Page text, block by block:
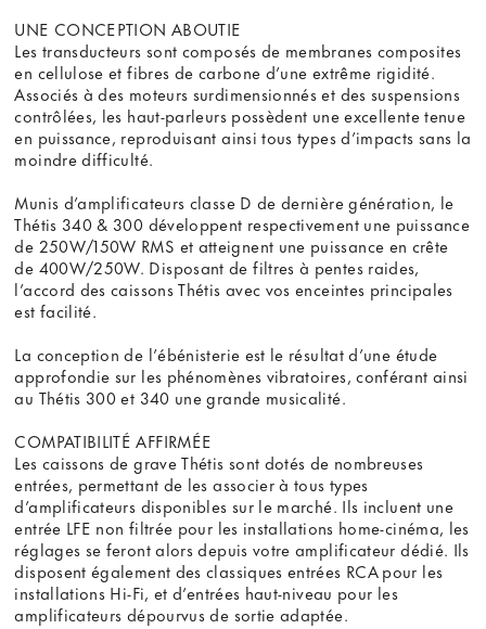
UNE CONCEPTION ABOUTIE
Les transducteurs sont composés de membranes composites
en cellulose et fibres de carbone d’une extrême rigidité.
Associés à des moteurs surdimensionnés et des suspensions
contrôlées, les haut-parleurs possèdent une excellente tenue
en puissance, reproduisant ainsi tous types d’impacts sans la
moindre difficulté.
Munis d’amplificateurs classe D de dernière génération, le
Thétis 340 & 300 développent respectivement une puissance
de 250W/150W RMS et atteignent une puissance en crête
de 400W/250W. Disposant de filtres à pentes raides,
l’accord des caissons Thétis avec vos enceintes principales
est facilité.
La conception de l’ébénisterie est le résultat d’une étude
approfondie sur les phénomènes vibratoires, conférant ainsi
au Thétis 300 et 340 une grande musicalité.
COMPATIBILITÉ AFFIRMÉE
Les caissons de grave Thétis sont dotés de nombreuses
entrées, permettant de les associer à tous types
d’amplificateurs disponibles sur le marché. Ils incluent une
entrée LFE non filtrée pour les installations home-cinéma, les
réglages se feront alors depuis votre amplificateur dédié. Ils
disposent également des classiques entrées RCA pour les
installations Hi-Fi, et d’entrées haut-niveau pour les
amplificateurs dépourvus de sortie adaptée.